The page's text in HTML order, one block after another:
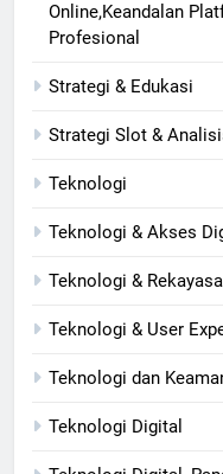
Online,Keandalan
Profesional
Strategi & Edukasi
Strategi Slot &
Teknologi
Teknologi & Akses
Teknologi &
Teknologi & User
Teknologi dan
Teknologi Digital